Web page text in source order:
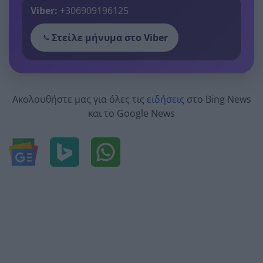
Viber: +306909196125
Στείλε μήνυμα στο Viber
Ακολουθήστε μας για όλες τις ειδήσεις στο Bing News
και το Google News